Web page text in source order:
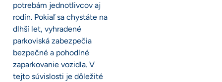
potrebám jednotlivcov aj
rodín. Pokiaľ sa chystáte na
dlhší let, vyhradené
parkoviská zabezpečia
bezpečné a pohodlné
zaparkovanie vozidla. V
tejto súvislosti je dôležité